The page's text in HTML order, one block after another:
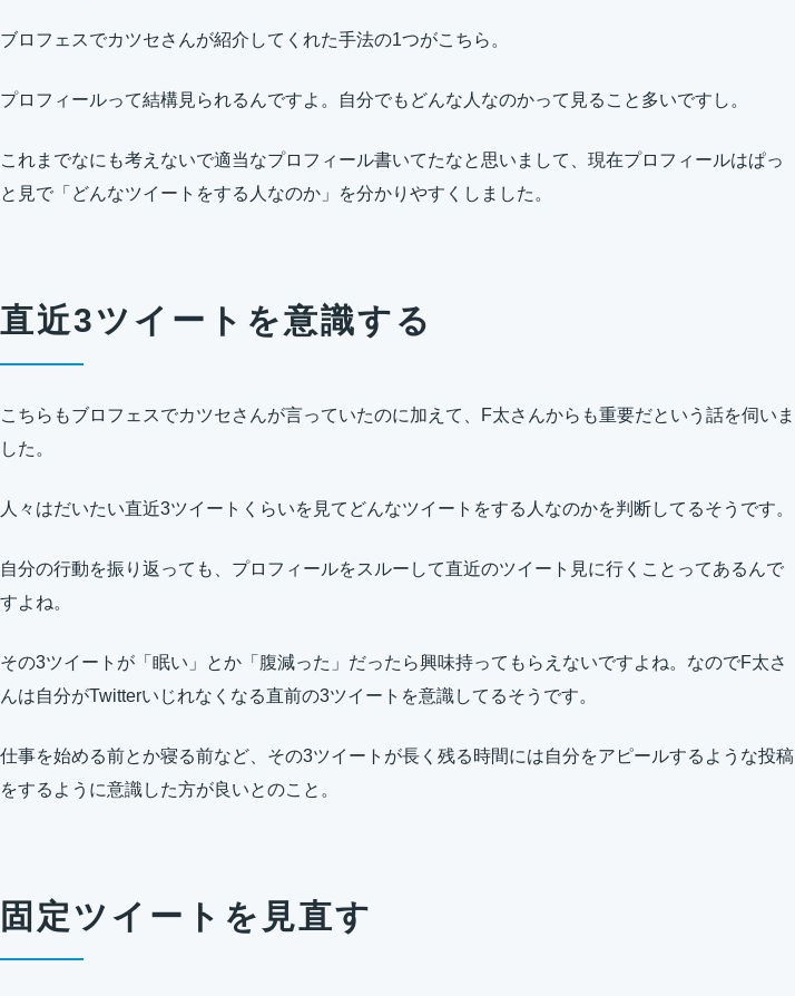
ブロフェスでカツセさんが紹介してくれた手法の1つがこちら。
プロフィールって結構見られるんですよ。自分でもどんな人なのかって見ること多いですし。
これまでなにも考えないで適当なプロフィール書いてたなと思いまして、現在プロフィールはぱっ
と見で「どんなツイートをする人なのか」を分かりやすくしました。
直近3ツイートを意識する
こちらもブロフェスでカツセさんが言っていたのに加えて、F太さんからも重要だという話を伺いま
した。
人々はだいたい直近3ツイートくらいを見てどんなツイートをする人なのかを判断してるそうです。
自分の行動を振り返っても、プロフィールをスルーして直近のツイート見に行くことってあるんで
すよね。
その3ツイートが「眠い」とか「腹減った」だったら興味持ってもらえないですよね。なのでF太さ
んは自分がTwitterいじれなくなる直前の3ツイートを意識してるそうです。
仕事を始める前とか寝る前など、その3ツイートが長く残る時間には自分をアピールするような投稿
をするように意識した方が良いとのこと。
固定ツイートを見直す